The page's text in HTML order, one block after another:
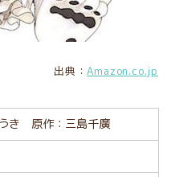
出典：Amazon.co.jp
き 原作：三島千廣